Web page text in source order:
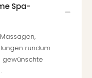
Spa-
rundum
gewünschte